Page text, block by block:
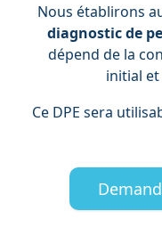
Nous établirons
diagnostic de
dépend de la
initial
Ce DPE sera